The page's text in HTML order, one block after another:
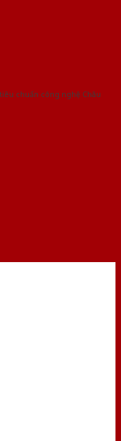
chuẩn công nghệ Châu
đầu tại Việt Nam!